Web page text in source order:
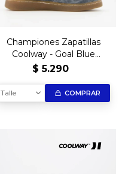
Championes Zapatillas
Coolway - Goal Blue
Horizon
$ 5.290
Talle COMPRAR